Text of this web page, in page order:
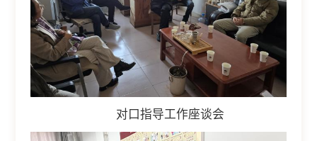
对口指导工作座谈会